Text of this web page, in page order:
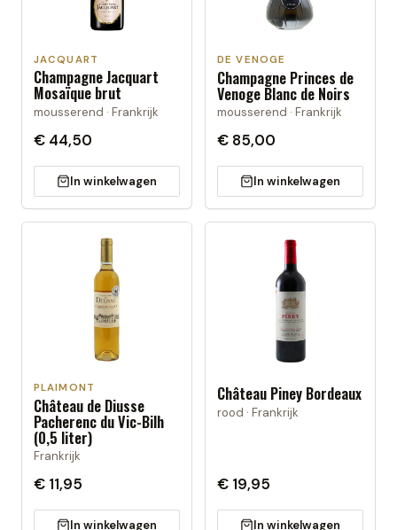
JACQUART
Champagne Jacquart
Mosaïque brut
mousserend · Frankrijk
€ 44,50
In winkelwagen
DE VENOGE
Champagne Princes de
Venoge Blanc de Noirs
mousserend · Frankrijk
€ 85,00
In winkelwagen
PLAIMONT
Château de Diusse
Pacherenc du Vic-Bilh
(0,5 liter)
Frankrijk
€ 11,95
In winkelwagen
Château Piney Bordeaux
rood · Frankrijk
€ 19,95
In winkelwagen